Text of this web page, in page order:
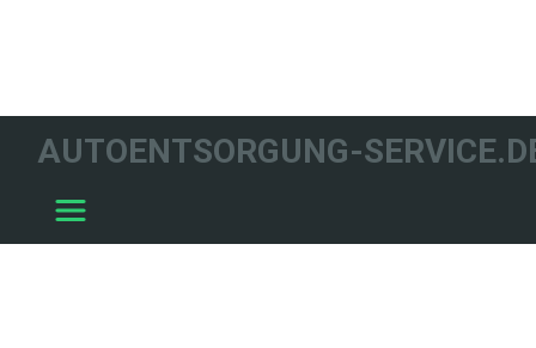
AUTOENTSORGUNG-